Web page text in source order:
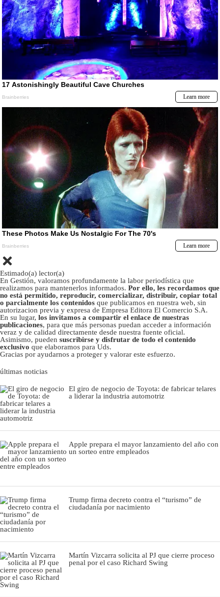
Estimado(a) lector(a)
En Gestión, valoramos profundamente la labor periodística que
realizamos para mantenerlos informados. Por ello, les recordamos que
no está permitido, reproducir, comercializar, distribuir, copiar total
o parcialmente los contenidos que publicamos en nuestra web, sin
autorizacion previa y expresa de Empresa Editora El Comercio S.A.
En su lugar, los invitamos a compartir el enlace de nuestras
publicaciones, para que más personas puedan acceder a información
veraz y de calidad directamente desde nuestra fuente oficial.
Asimismo, pueden suscribirse y disfrutar de todo el contenido
exclusivo que elaboramos para Uds.
Gracias por ayudarnos a proteger y valorar este esfuerzo.
últimas noticias
El giro de negocio de Toyota: de fabricar telares
a liderar la industria automotriz
Apple prepara el mayor lanzamiento del año con
un sorteo entre empleados
Trump firma decreto contra el “turismo” de
ciudadanía por nacimiento
Martín Vizcarra solicita al PJ que cierre proceso
penal por el caso Richard Swing